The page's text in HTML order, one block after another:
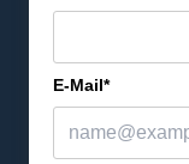
E-Mail*